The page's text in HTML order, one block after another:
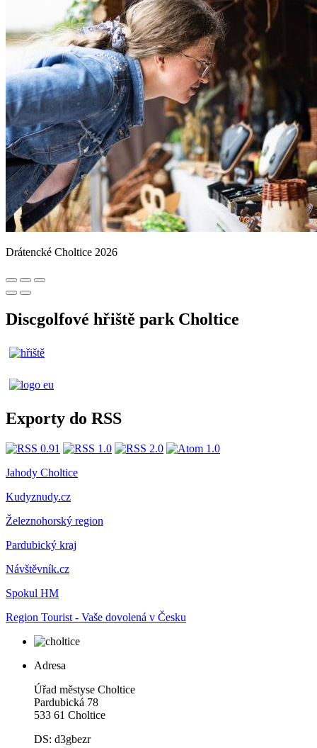
Drátencké Choltice 2026
Discgolfové hřiště park Choltice
Exporty do RSS
Jahody Choltice
Kudyznudy.cz
Železnohorský region
Pardubický kraj
Návštěvník.cz
Spokul HM
Region Tourist - Vaše dovolená v Česku
Adresa
Úřad městyse Choltice
Pardubická 78
533 61 Choltice
DS: d3gbezr